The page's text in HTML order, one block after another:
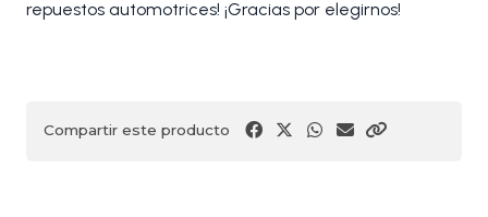
repuestos automotrices! ¡Gracias por elegirnos!
Compartir este producto